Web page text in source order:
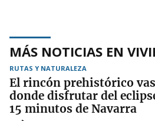
MÁS NOTICIAS EN
RUTAS Y NATURALEZA
El rincón prehistórico
donde disfrutar del
15 minutos de Navarra